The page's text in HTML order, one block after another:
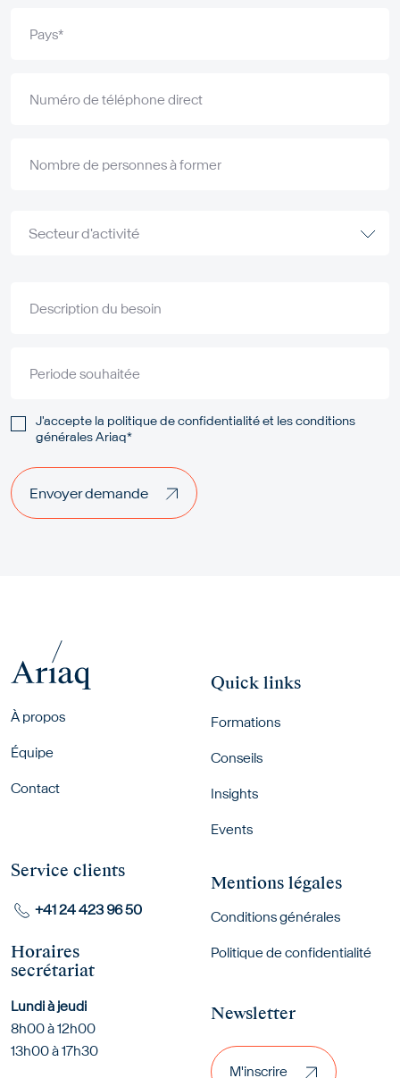
Pays*
Numéro de téléphone direct
Nombre de personnes à former
Description du besoin
Periode souhaitée
J'accepte la politique de confidentialitéet lesconditions
générales Ariaq*
Envoyer demande
Envoyer demande
Footer menu
À propos
Équipe
Contact
Quick links
Formations
Conseils
Insights
Events
Mentions légales
Conditions générales
Politique de confidentialité
Service clients
+41 24 423 96 50
Horaires
secrétariat
Lundi à jeudi
8h00 à 12h00
13h00 à 17h30
Newsletter
M'inscrire
M'inscrire